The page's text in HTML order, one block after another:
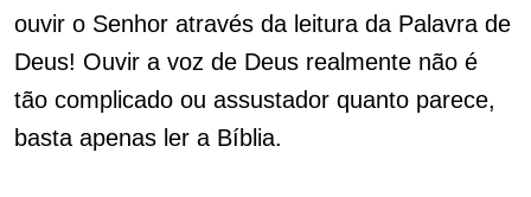
ouvir o Senhor através da leitura da Palavra de
Deus! Ouvir a voz de Deus realmente não é
tão complicado ou assustador quanto parece,
basta apenas ler a Bíblia.